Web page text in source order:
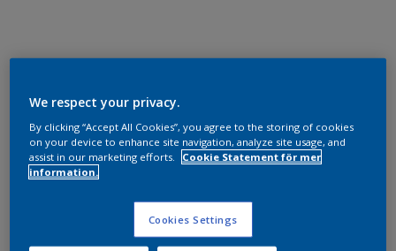
We respect your privacy.
By clicking “Accept All Cookies”, you agree to the storing of cookies
on your device to enhance site navigation, analyze site usage, and
assist in our marketing efforts.
Cookie Statement för mer
information.
Cookies Settings